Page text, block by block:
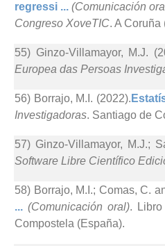
regressi ...(Comunicación
Congreso XoveTIC. A Coruña
55) Ginzo-Villamayor, M.J.
Europea das Persoas
56) Borrajo, M.I. (2022).
Investigadoras. Santiago de
57) Ginzo-Villamayor, M.J.;
Software Libre Científico
58) Borrajo, M.I.; Comas, C.
... (Comunicación oral). Libro
Compostela (España).